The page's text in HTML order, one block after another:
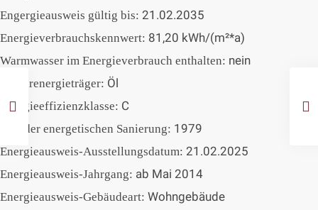
Engergieausweis gültig bis: 21.02.2035
Energieverbrauchskennwert: 81,20 kWh/(m²*a)
Warmwasser im Energieverbrauch enthalten: nein
Primärenergieträger: Öl
Energieeffizienzklasse: C
Jahr der energetischen Sanierung: 1979
Energieausweis-Ausstellungsdatum: 21.02.2025
Energieausweis-Jahrgang: ab Mai 2014
Energieausweis-Gebäudeart: Wohngebäude